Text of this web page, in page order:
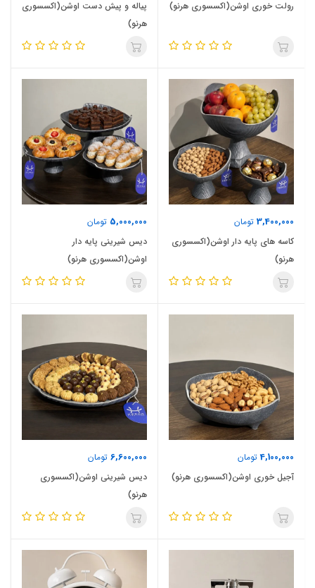
رولت خوری اوشن(اکسسوری هرنو)
پیاله و پیش دست اوشن(اکسسوری
هرنو)
3,400,000 تومان
کاسه های پایه دار اوشن(اکسسوری
هرنو)
5,000,000 تومان
دیس شیرینی پایه دار
اوشن(اکسسوری هرنو)
4,100,000تومان
آجیل خوری اوشن(اکسسوری هرنو)
6,600,000 تومان
دیس شیرینی اوشن(اکسسوری
هرنو)